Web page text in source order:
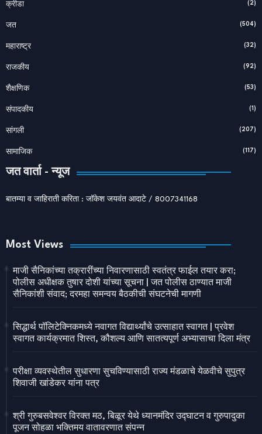
क्रीडा (2)
जत (504)
महाराष्ट्र (32)
राजकीय (92)
शैक्षणिक (53)
संपादकीय (1)
सांगली (207)
सामाजिक (117)
जत वार्ता - न्यूज
बातम्या व जाहिराती करिता : जॉकेश जयवंत आदाटे / 8007341168
Most Views
माजी सैनिकांच्या तक्रारींच्या निवारणासाठी स्वतंत्र फाईल तयार करा;
पोलीस अधीक्षक तुषार दोशी यांच्या सूचना | जत पोलीस ठाण्यात माजी
सैनिकांशी संवाद; दरमहा समन्वय बैठकीची संघटनेची मागणी
सिद्धार्थ पॉलिटेक्निकमध्ये नवागत विद्यार्थ्यांचे उत्साहात स्वागत | प्रवेश
स्वागत कार्यक्रमात शिस्त, कौशल्य आणि सातत्यपूर्ण अभ्यासाचा दिला मंत्र
परीक्षा व्यवस्थेतील सुधारणा सुचविण्यासाठी राज्य मंडळाचे येळवीचे सुपुत्र
शिवाजी खांडेकर यांना पत्र
श्री गुरुबसवेश्वर विरक्त मठ, बिळूर येथे ध्यानमंदिर उद्घाटन व गुरुपादुका
पूजन सोहळा भक्तिमय वातावरणात संपन्न